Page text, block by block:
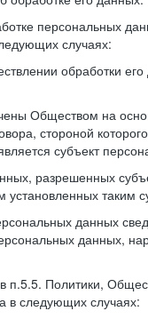
персональных
случаях:
обработки
Обществом на
стороной
субъект
разрешенных
таким
данных
данных,
п.5.5. Политики,
в следующих случаях: